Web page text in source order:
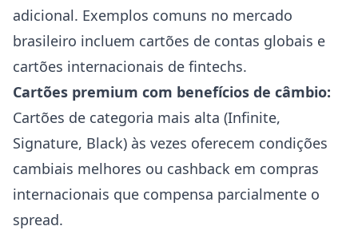
adicional. Exemplos comuns no mercado
brasileiro incluem cartões de contas globais e
cartões internacionais de fintechs.
Cartões premium com benefícios de câmbio:
Cartões de categoria mais alta (Infinite,
Signature, Black) às vezes oferecem condições
cambiais melhores ou cashback em compras
internacionais que compensa parcialmente o
spread.